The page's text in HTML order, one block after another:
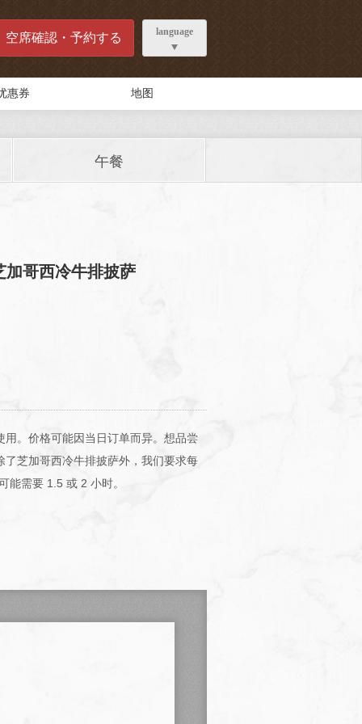
空席確認・予約する language
惠券 地图
午餐
哥西冷牛排披萨
。价格可能因当日订单而异。想品尝
芝加哥西冷牛排披萨外，我们要求每
能需要 1.5 或 2 小时。